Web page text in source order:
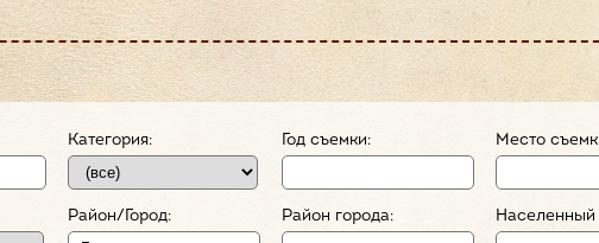
Категория: Год съемки: Место
Район/Город: Район города: Населенный